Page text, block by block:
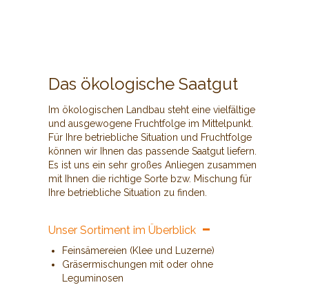
Das ökologische Saatgut
Im ökologischen Landbau steht eine vielfältige
und ausgewogene Fruchtfolge im Mittelpunkt.
Für Ihre betriebliche Situation und Fruchtfolge
können wir Ihnen das passende Saatgut liefern.
Es ist uns ein sehr großes Anliegen zusammen
mit Ihnen die richtige Sorte bzw. Mischung für
Ihre betriebliche Situation zu finden.
Unser Sortiment im Überblick
Feinsämereien (Klee und Luzerne)
Gräsermischungen mit oder ohne
Leguminosen